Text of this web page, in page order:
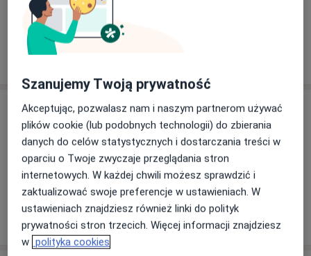
StacjonarneZobacz lokalizacje (1)
Usługi i ceny
Konsultacja pediatryczna (dzieci
chore)
270 zł Szczegóły
Umów wizytę
W jaki sposób ustalane są ceny?
Szanujemy Twoją prywatność
Akceptując, pozwalasz nam i naszym partnerom używać
plików cookie (lub podobnych technologii) do zbierania
danych do celów statystycznych i dostarczania treści w
oparciu o Twoje zwyczaje przeglądania stron
internetowych. W każdej chwili możesz sprawdzić i
zaktualizować swoje preferencje w ustawieniach. W
ustawieniach znajdziesz również linki do polityk
prywatności stron trzecich. Więcej informacji znajdziesz
w polityka cookies